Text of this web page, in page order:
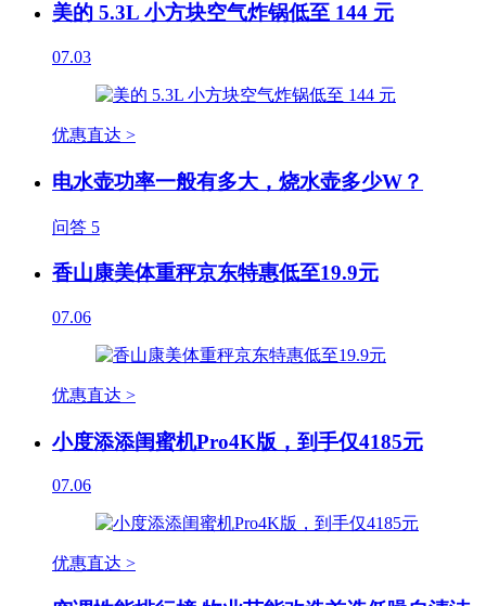
美的 5.3L 小方块空气炸锅低至 144 元
07.03
优惠直达 >
电水壶功率一般有多大，烧水壶多少W？
问答 5
香山康美体重秤京东特惠低至19.9元
07.06
优惠直达 >
小度添添闺蜜机Pro4K版，到手仅4185元
07.06
优惠直达 >